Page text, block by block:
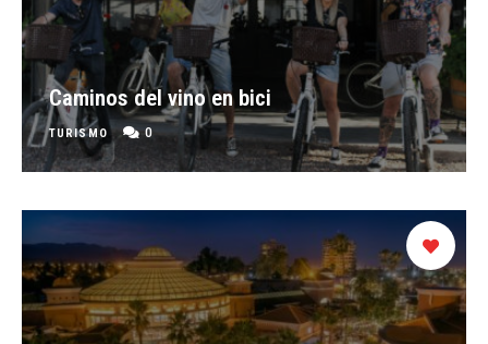
Caminos del vino en bici
TURISMO 0